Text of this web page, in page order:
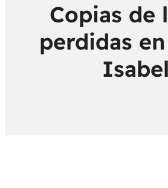
Copias de
perdidas
Isabel